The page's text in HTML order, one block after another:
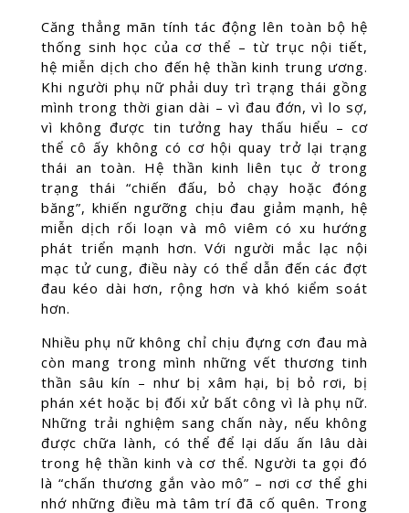
Căng thẳng mãn tính tác động lên toàn bộ hệ
thống sinh học của cơ thể – từ trục nội tiết,
hệ miễn dịch cho đến hệ thần kinh trung ương.
Khi người phụ nữ phải duy trì trạng thái gồng
mình trong thời gian dài – vì đau đớn, vì lo sợ,
vì không được tin tưởng hay thấu hiểu – cơ
thể cô ấy không có cơ hội quay trở lại trạng
thái an toàn. Hệ thần kinh liên tục ở trong
trạng thái “chiến đấu, bỏ chạy hoặc đóng
băng”, khiến ngưỡng chịu đau giảm mạnh, hệ
miễn dịch rối loạn và mô viêm có xu hướng
phát triển mạnh hơn. Với người mắc lạc nội
mạc tử cung, điều này có thể dẫn đến các đợt
đau kéo dài hơn, rộng hơn và khó kiểm soát
hơn.
Nhiều phụ nữ không chỉ chịu đựng cơn đau mà
còn mang trong mình những vết thương tinh
thần sâu kín – như bị xâm hại, bị bỏ rơi, bị
phán xét hoặc bị đối xử bất công vì là phụ nữ.
Những trải nghiệm sang chấn này, nếu không
được chữa lành, có thể để lại dấu ấn lâu dài
trong hệ thần kinh và cơ thể. Người ta gọi đó
là “chấn thương gắn vào mô” – nơi cơ thể ghi
nhớ những điều mà tâm trí đã cố quên. Trong